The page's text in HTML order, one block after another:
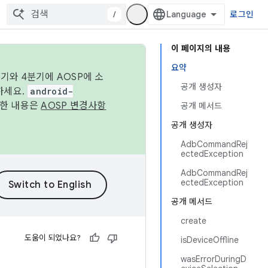
/ 로그인
이 페이지의 내용
요약
공개 생성자
공개 메서드
공개 생성자
AdbCommandRej
ectedException
AdbCommandRej
ectedException
공개 메서드
create
isDeviceOffline
wasErrorDuringD
와 4분기에 AOSP에 소
세요. android-
내용은AOSP 변경사항
도움이 되었나요?